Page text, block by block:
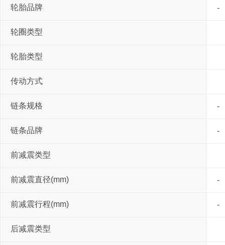
轮胎品牌 -
轮圈类型
轮胎类型
传动方式
链条规格 -
链条品牌 -
前减震类型
前减震直径(mm) -
前减震行程(mm) -
后减震类型